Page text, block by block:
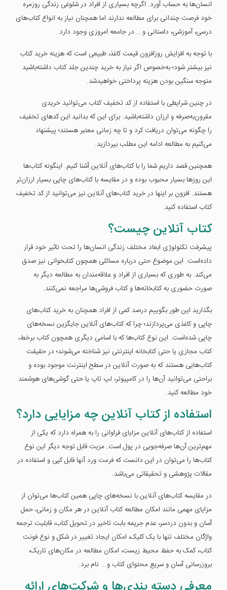
انسان‌ها به حساب آورد. اگرچه بسیاری از افراد در شلوغی زندگی روزمره
خود فرصت چندانی برای مطالعه ندارند اما همچنان نیاز به انواع کتاب‌های
درسی، آموزشی، داستانی و... در جامعه امروزی وجود دارد.
با توجه به افزایش روزافزون قیمت کاغذ، طبیعی است که هزینه خرید کتاب
نیز بیشتر شود؛ به‌خصوص اگر نیاز به خرید چندین جلد کتاب داشته‌باشید
متوجه سنگین بودن هزینه پرداختی خواهیدشد.
در چنین شرایطی با استفاده از کد تخفیف کتاب می‌توانید خریدی
مقرون‌به‌صرفه و ارزان داشته‌باشید. برای این که بدانید این کدهای تخفیف
را چگونه می‌توان دریافت کرد و تا چه زمانی معتبر هستند؛ پیشنهاد
می‌کنیم به مطالعه ادامه این مطلب بپردازید.
همچنین قصد داریم شما را با کتاب‌های آنلاین آشنا کنیم. اینگونه کتاب‌ها
این روزها بسیار محبوب بوده و در مقایسه با کتاب‌های چاپی بسیار ارزان‌تر
هستند. افزون بر اینها در خرید کتاب‌های آنلاین نیز می‌توانید از کد تخفیف
کتاب استفاده کنید.
کتاب آنلاین چیست؟
پیشرفت تکنولوژی ابعاد مختلف زندگی انسان‌ها را تحت تاثیر خود قرار
داده‌است. این موضوع حتی درباره مسائلی همچون کتابخوانی نیز صدق
می‌کند. به طوری که بسیاری از افراد و علاقه‌مندان به مطالعه دیگر به
صورت حضوری به کتابخانه‌ها و کتاب فروشی‌ها مراجعه نمی‌کنند.
بگذارید این طور بگوییم درصد کمی از افراد همچنان به خرید کتاب‌های
چاپی و کاغذی می‌پردازند؛ چرا که کتاب‌های آنلاین جایگزین نسخه‌های
چاپی شده‌است. این نوع کتاب‌ها که با اسامی دیگری همچون کتاب برخط،
کتاب مجازی یا حتی کتابخانه اینترنتی نیز شناخته می‌شوند؛ در حقیقت
کتاب‌هایی هستند که به صورت آنلاین در سطح اینترنت موجود بوده و
براحتی می‌توانید آن‌ها را در کامپیوتر، لپ تاپ یا حتی گوشی‌های هوشمند
خود مطالعه کنید.
استفاده از کتاب آنلاین چه مزایایی دارد؟
استفاده از کتاب‌های آنلاین مزایای فراوانی را به همراه دارد که یکی از
مهم‌ترین آن‌ها صرفه‌جویی در پول است. مزیت قابل توجه دیگر این نوع
کتاب‌ها را می‌توان در این دانست که فرمت ورد آنها قابل کپی و استفاده در
مقالات پژوهشی و تحقیقاتی می‌باشد.
در مقایسه کتاب‌های آنلاین با نسخه‌های چاپی همین کتاب‌ها می‌توان از
مزایای مهمی مانند امکان مطالعه کتاب آنلاین در هر مکان و زمانی، حمل
آسان و بدون دردسر، عدم جریمه بابت تاخیر در تحویل کتاب، قابلیت ترجمه
واژگان مختلف تنها با یک کلیک، امکان ایجاد تغییر در شکل و نوع فونت
کتاب، کمک به حفظ محیط زیست، امکان مطالعه در مکان‌های تاریک،
بروزرسانی آسان و سریع محتوای کتاب و... نام برد.